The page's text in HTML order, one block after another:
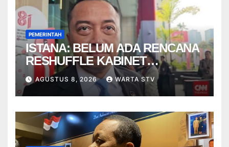
PEMERINTAH
ISTANA: BELUM ADA RENCANA
RESHUFFLE KABINET
AGUSTUS
AGUSTUS 8, 2026 WARTA STV